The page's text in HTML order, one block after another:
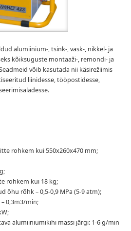
alumiinium-, tsink-, vask-, nikkel- ja
kõiksuguste montaaži-, remondi- ja
võib kasutada nii käsirežiimis
liinidesse, tööpostidesse,
rohkem kui 550x260x470 mm;
rohkem kui 18 kg;
õhu rõhk – 0,5-0,9 MPa (5-9 atm);
0,3m3/min;
alumiiniumikihi massi järgi: 1-6 g/min